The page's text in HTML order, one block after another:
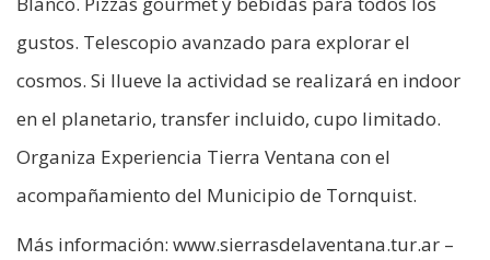
gustos. Telescopio avanzado para explorar el
cosmos. Si llueve la actividad se realizará en indoor
en el planetario, transfer incluido, cupo limitado.
Organiza Experiencia Tierra Ventana con el
acompañamiento del Municipio de Tornquist.
Más información: www.sierrasdelaventana.tur.ar –